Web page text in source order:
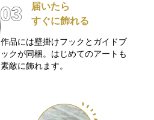
届いたら
すぐに飾れる
作品には壁掛けフックとガイドブ
ックが同梱。はじめてのアートも
素敵に飾れます。